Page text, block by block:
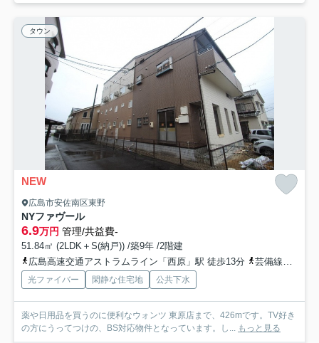
タウン
NEW
広島市安佐南区東野
NYファヴール
6.9万円 管理/共益費-
51.84㎡ (2LDK＋S(納戸)) /築9年 /2階建
広島高速交通アストラムライン「西原」駅 徒歩13分
芸備線「戸坂」駅 徒歩23分
光ファイバー 閑静な住宅地 公共下水
薬や日用品を買うのに便利なウォンツ 東原店まで、426mです。TV好き
の方にうってつけの、BS対応物件となっています。し... もっと見る